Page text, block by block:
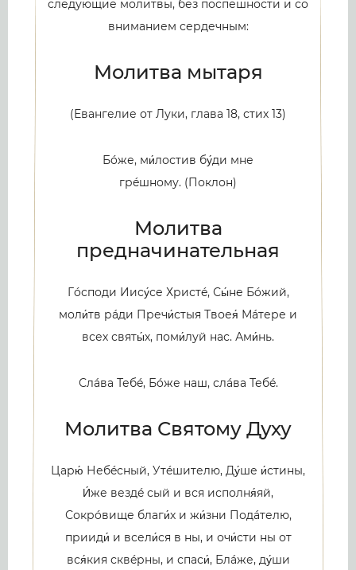
следующие молитвы, без поспешности и со
вниманием сердечным:
Молитва мытаря
(Евангелие от Луки, глава 18, стих 13)
Бóже, ми́лостив бу́ди мне
грéшному. (Поклон)
Молитва
предначинательная
Гóсподи Иису́се Христé, Сы́не Бóжий,
моли́тв рáди Пречи́стыя Твоея́ Мáтере и
всех святы́х, поми́луй нас. Ами́нь.
Слáва Тебé, Бóже наш, слáва Тебé.
Молитва Святому Духу
Царю́ Небéсный, Утéшителю, Ду́ше и́стины,
И́же вездé сый и вся исполня́яй,
Сокрóвище благи́х и жи́зни Подáтелю,
прииди́ и всели́ся в ны, и очи́сти ны от
вся́кия сквéрны, и спаси́, Блáже, ду́ши